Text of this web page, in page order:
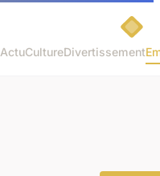
ActuCultureDivertissement